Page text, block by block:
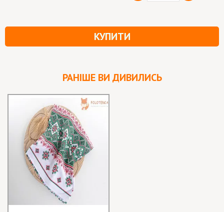
КУПИТИ
РАНІШЕ ВИ ДИВИЛИСЬ